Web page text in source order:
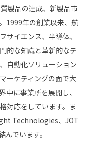
製品の達成、新製品市
1999年の創業以来、航
サイエンス、半導体、
的な知識と革新的なテ
自動化ソリューション
ーケティングの面で大
中に事業所を展開し、
対応をしています。ま
Technologies、JOT
でいます。